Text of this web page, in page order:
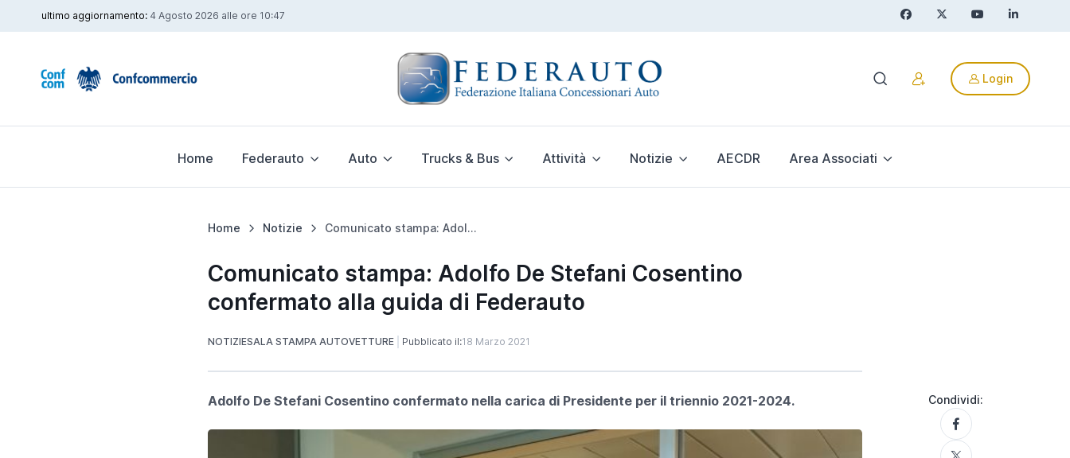
ultimo aggiornamento: 4 Agosto 2026 alle ore 10:47
Login
Home Federauto Auto Trucks & Bus Attività Notizie AECDR Area Associati
Home Notizie Comunicato stampa: Adolfo De Stefani Cosentino confermato alla guida di Federauto
Comunicato stampa: Adolfo De Stefani Cosentino
confermato alla guida di Federauto
NOTIZIESALA STAMPA AUTOVETTURE Pubblicato il:18 Marzo 2021
Adolfo De Stefani Cosentino confermato nella carica di Presidente per il triennio 2021-2024. Condividi: